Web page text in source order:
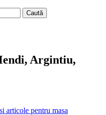
Argintiu,
articole pentru masa